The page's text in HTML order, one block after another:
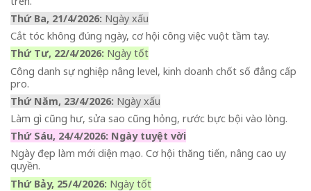
Thứ Ba, 21/4/2026: Ngày xấu
Cắt tóc không đúng ngày, cơ hội công việc vuột tầm tay.
Thứ Tư, 22/4/2026: Ngày tốt
Công danh sự nghiệp nâng level, kinh doanh chốt số đẳng cấp
pro.
Thứ Năm, 23/4/2026: Ngày xấu
Làm gì cũng hư, sửa sao cũng hỏng, rước bực bội vào lòng.
Thứ Sáu, 24/4/2026: Ngày tuyệt vời
Ngày đẹp làm mới diện mạo. Cơ hội thăng tiến, nâng cao uy
quyền.
Thứ Bảy, 25/4/2026: Ngày tốt